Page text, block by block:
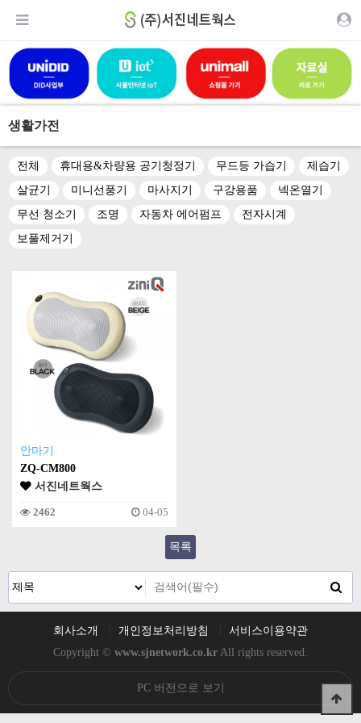
생활가전
전체 휴대용&차량용 공기청정기 무드등 가습기
제습기
살균기
미니선풍기 마사지기 구강용품
넥온열기
무선 청소기
조명 자동차 에어펌프
전자시계
보풀제거기
안마기
ZQ-CM800
서진네트웍스
2462 04-05
목록
회사소개 개인정보처리방침
서비스이용약관
Copyright © www.sjnetwork.co.kr All rights reserved.
PC 버전으로 보기